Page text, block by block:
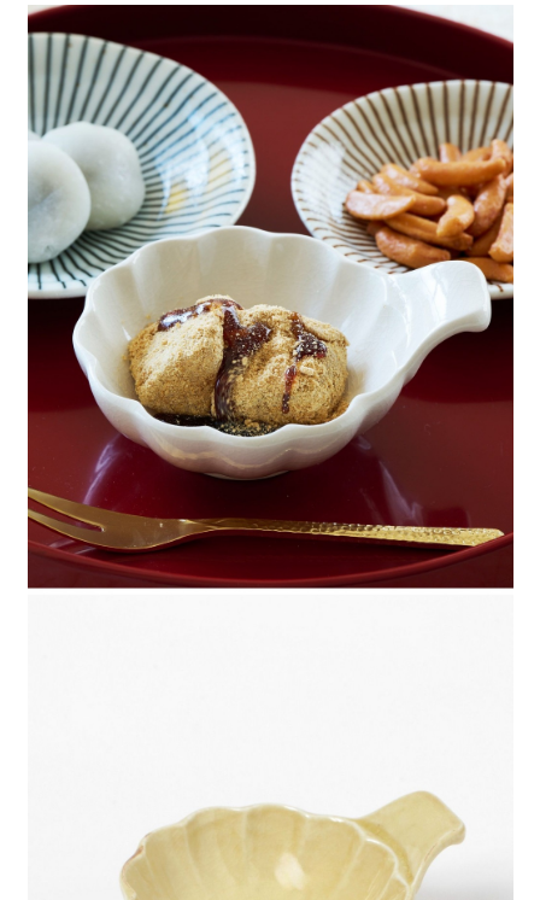
1.分期款項不併入電信帳單，「大哥付你分期」於每月結算日後寄送繳費提
醒簡訊。
2.透過簡訊連結打開帳單後，可選擇「超商條碼／台灣大直營門市／銀行轉
帳／街口支付／iPASS MONEY」等通路繳費。
【注意事項】
1.本服務係由「台灣大哥大股份有限公司」（以下簡稱本公司）所提供，讓
用戶於交易時，得透過本服務購買商品或服務，並由商店將買賣／分期付款
買賣價金債權讓與本公司後，依約使用本公司帳單繳交帳款。
2.基於同意付款使用「大哥付你分期」之契約關係目的，商店將以您的個人
資料（包含姓名、電話或地址）提供予台灣大哥大進項蒐集、處理及利用，
由本公司與您本人進行分期帳單所需資料之確認、核對及更正。
3.完整用戶服務條款，請詳閱以下連結：
https://oppay.tw/userRule
【「AFTEE先享後付」結帳流程】
１．於結帳方式選擇「AFTEE先享後付」後，將跳轉至「AFTEE先享後付」
結帳頁面，進行簡訊認證並確認金額後，即可完成結帳。
２．訂單成立數日內，您將收到繳費通知簡訊。
３．收到繳費通知簡訊後14天內，點擊此簡訊中的連結，可透過四大超商／
ATM／網路銀行／等多元方式進行付款，方視為交易完成。
※ 請注意：結帳手續完成當下不需立刻繳費，但若您需要取消訂單，請聯絡
購買商品的店家。未經商家同意取消之訂單仍視為有效，需透過AFTEE先享
後付繳納相關費用。
※ 交易是否成功請以「AFTEE先享後付 」之結帳頁面顯示為準，若有關於
是否繳費成功／繳費後需取消欲退款等相關疑問，請聯繫「AFTEE先享後付
客戶支援中心」https://netprotections.freshdesk.com/support/home
【注意事項】
１．透過由恩沛科技股份有限公司提供之「AFTEE先享後付」服務完成之交
易，需依本服務之必要範圍內提供個人資料，並將交易相關給付款項請求債
權轉讓予恩沛科技股份有限公司。
２．關於個人資料處理事宜，請瀏覽以下網址：https://aftee.tw/terms/#terms3
３．未成年的使用者請事先徵得法定代理人或監護人之同意方可使用
「AFTEE先享後付」，若未經同意申辦者引起之損失，本公司不負相關責
４．使用「AFTEE先享後付」時，將依據個別帳號之用戶狀況，依本公司即
時審查核予不同之上限額度；若仍有額度不足之情形，本公司將視審查結果
請求用戶進行身份認證。
５．嚴禁一人註冊多個帳號或使用他人資訊註冊。若發現惡意使用之情形，
恩沛科技股份有限公司將有權停止該用戶之使用額度並採取法律行動。
付款後 全家取貨
每筆NT$80，滿NT$888(含以上)免運費
7-11 取貨付款
每筆NT$80，滿NT$1,500(含以上)免運費
付款後 7-11取貨
每筆NT$80，滿NT$1,500(含以上)免運費
宅配
每筆NT$80，滿NT$1,500(含以上)免運費